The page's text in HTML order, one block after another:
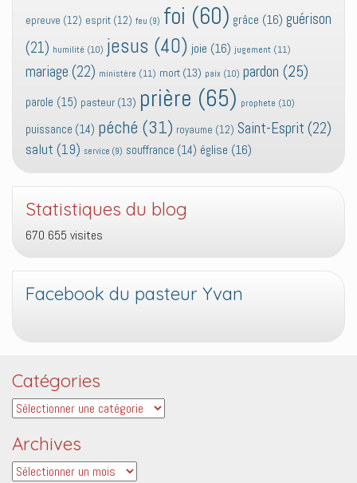
epreuve (12) esprit (12) feu (9) foi (60) grâce (16) guérison
(21) humilité (10) jesus (40) joie (16) jugement (11)
mariage (22) ministère (11) mort (13) paix (10) pardon (25)
parole (15) pasteur (13) prière (65) prophete (10)
puissance (14) péché (31) royaume (12) Saint-Esprit (22)
salut (19) service (9) souffrance (14) église (16)
Statistiques du blog
670 655 visites
Facebook du pasteur Yvan
Catégories
Catégories
Archives
Archives